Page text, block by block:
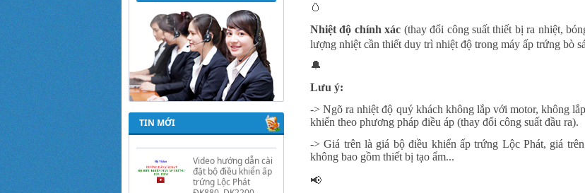
🥚
Nhiệt độ chính xác (thay đổi công suất thiết bị ra nhiệt,
lượng nhiệt cần thiết duy trì nhiệt độ trong máy ấp trứng bò
🔔
Lưu ý:
-> Ngõ ra nhiệt độ quý khách không lắp với motor, không
khiển theo phương pháp điều áp (thay đổi công suất đầu ra).
->Giá trên là giá bộ điều khiển ấp trứng Lộc Phát, giá
không bao gồm thiết bị tạo ẩm...
📢
TIN MỚI
Trứng Giả Lộc Phát
Có Nước - Giải Pháp
Ấp Hiệu Quả Cho Gà,
Vịt, Bồ Câu
Video hướng dẫn cài
đặt bộ điều khiển ấp
trứng Lộc Phát
ĐK880, DK2200,
ĐKMACN, ĐK2200
Hướng dẫn sử dụng